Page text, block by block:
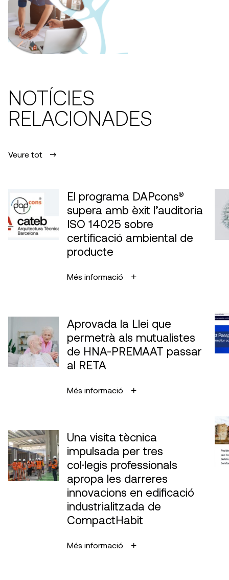
NOTÍCIES
RELACIONADES
Veure tot
El programa DAPcons®
supera amb èxit l’auditoria
ISO 14025 sobre
certificació ambiental de
producte
Més informació
Aprovada la Llei que
permetrà als mutualistes
de HNA-PREMAAT passar
al RETA
Més informació
Una visita tècnica
impulsada per tres
col·legis professionals
apropa les darreres
innovacions en edificació
industrialitzada de
CompactHabit
Més informació